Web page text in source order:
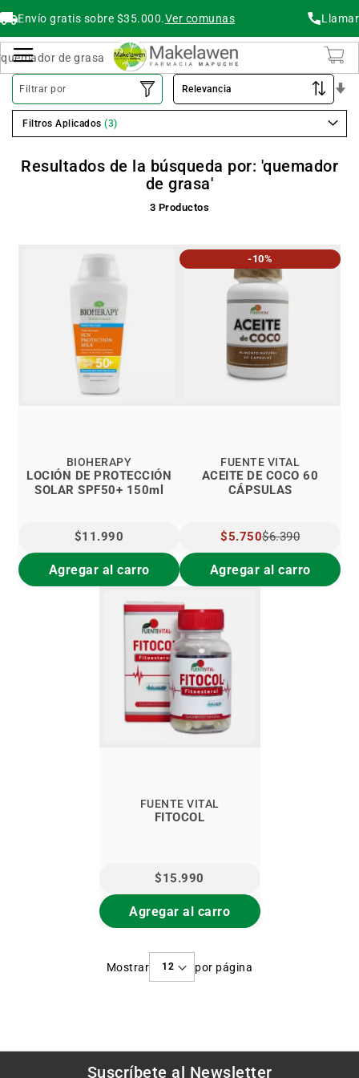
Envío gratis sobre $35.000.Ver comunas Llamar
Resultados de la búsqueda por: 'quemador
de grasa'
3 Productos
LOCIÓN DE PROTECCIÓN
SOLAR SPF50+ 150ml
BIOHERAPY
$11.990
Agregar al carro
-10%
ACEITE DE COCO 60
CÁPSULAS
FUENTE VITAL
PRECIO
ESPECIAL
$5.750$6.390
Agregar al carro
FITOCOL
FUENTE VITAL
$15.990
Agregar al carro
Mostrar por página
Filtrar por
Filtros Aplicados
Suscríbete al Newsletter